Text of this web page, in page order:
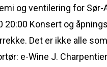
og ventilering for
Konsert og
Det er ikke alle
e-Wine J.